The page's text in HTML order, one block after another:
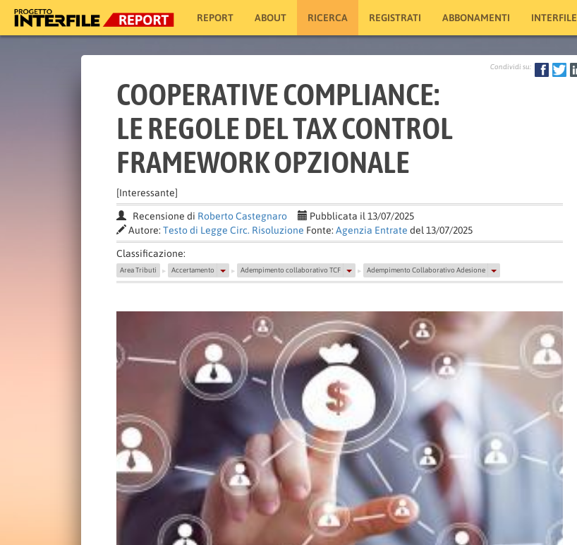
REPORT ABOUT RICERCA REGISTRATI ABBONAMENTI INTERFILE
Condividi su:
COOPERATIVE COMPLIANCE:
LE REGOLE DEL TAX CONTROL
FRAMEWORK OPZIONALE
[Interessante]
Recensione di Roberto Castegnaro
Pubblicata il 13/07/2025
Autore: Testo di Legge Circ. Risoluzione Fonte: Agenzia Entrate del 13/07/2025
Classificazione:
Area Tributi ▶ Accertamento ▶ Adempimento collaborativo TCF ▶ Adempimento Collaborativo Adesione